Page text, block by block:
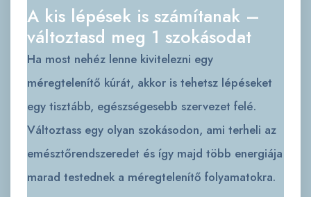
A kis lépések is számítanak –
változtasd meg 1 szokásodat
Ha most nehéz lenne kivitelezni egy
méregtelenítő kúrát, akkor is tehetsz lépéseket
egy tisztább, egészségesebb szervezet felé.
Változtass egy olyan szokásodon, ami terheli az
emésztőrendszeredet és így majd több energiája
marad testednek a méregtelenítő folyamatokra.